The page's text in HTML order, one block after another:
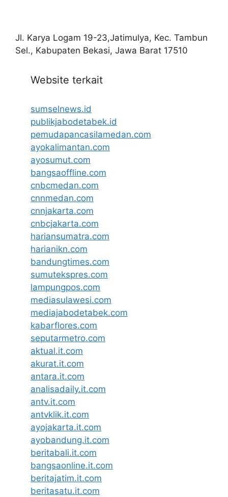
Jl. Karya Logam 19-23,Jatimulya, Kec. Tambun
Sel., Kabupaten Bekasi, Jawa Barat 17510
Website terkait
sumselnews.id
publikjabodetabek.id
pemudapancasilamedan.com
ayokalimantan.com
ayosumut.com
bangsaoffline.com
cnbcmedan.com
cnnmedan.com
cnnjakarta.com
cnbcjakarta.com
hariansumatra.com
harianikn.com
bandungtimes.com
sumutekspres.com
lampungpos.com
mediasulawesi.com
mediajabodetabek.com
kabarflores.com
seputarmetro.com
aktual.it.com
akurat.it.com
antara.it.com
analisadaily.it.com
antv.it.com
antvklik.it.com
ayojakarta.it.com
ayobandung.it.com
beritabali.it.com
bangsaonline.it.com
beritajatim.it.com
beritasatu.it.com